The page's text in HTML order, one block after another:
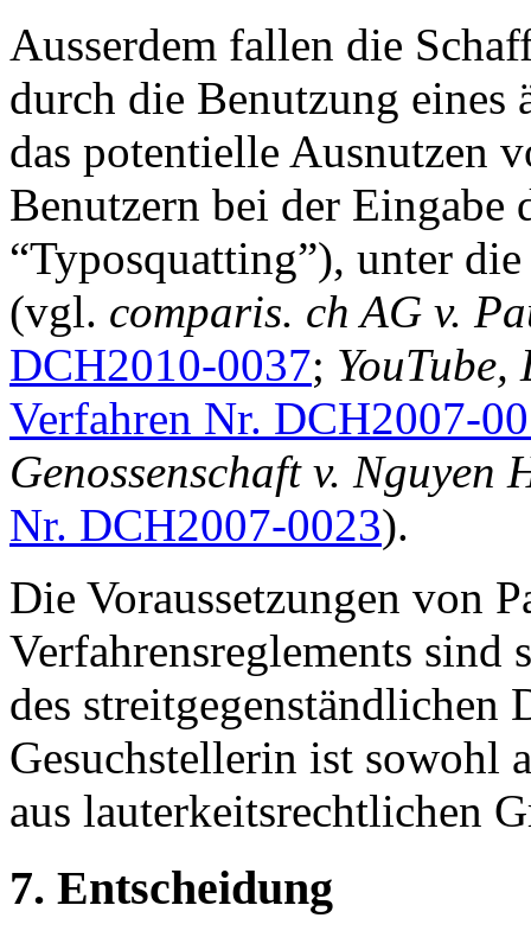
Ausserdem fallen die
durch die Benutzung eines
das potentielle Ausnutzen
Benutzern bei der Eingabe
“Typosquatting”), unter
(vgl. comparis. ch AG v.
DCH2010-0037;
Verfahren Nr. DCH2007-
Genossenschaft v. Nguyen
Nr. DCH2007-0023).
Die Voraussetzungen von
Verfahrensreglements
des streitgegenständlichen
Gesuchstellerin ist sowohl
aus lauterkeitsrechtlichen
7. Entscheidung